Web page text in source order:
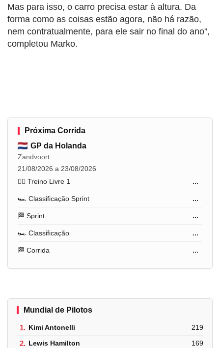
Mas para isso, o carro precisa estar à altura. Da
forma como as coisas estão agora, não há razão,
nem contratualmente, para ele sair no final do ano”,
completou Marko.
Próxima Corrida
GP da Holanda
Zandvoort
21/08/2026 a 23/08/2026
🏋️‍♂️ Treino Livre 1
...
🏎️ Classificação Sprint ...
🏁 Sprint ...
🏎️ Classificação ...
🏁 Corrida ...
Mundial de Pilotos
1. Kimi Antonelli 219
2. Lewis Hamilton 169